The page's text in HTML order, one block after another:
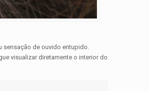
sensação de ouvido entupido.
visualizar diretamente o interior do